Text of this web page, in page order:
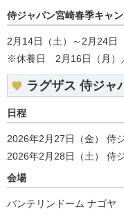
侍ジャパン宮崎春季キャ
2月14日（土）～2月24日
※休養日 2月16日（月）
ラグザス 侍ジャ
日程
2026年2月27日（金） 侍
2026年2月28日（土） 侍
会場
バンテリンドーム ナゴヤ